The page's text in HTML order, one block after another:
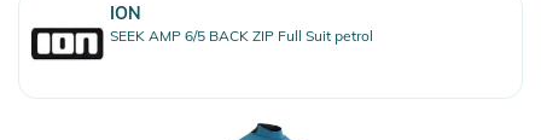
ION
SEEK AMP 6/5 BACK ZIP Full Suit petrol